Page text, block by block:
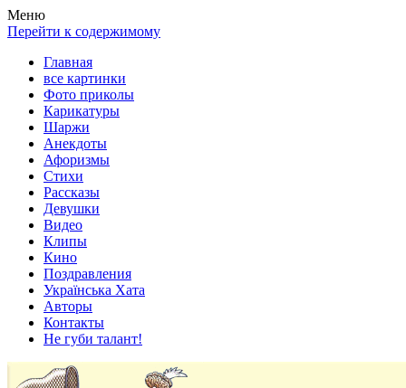
Весела хата — прикольные картинки, смешные истории,
клипы!
Покажем всем ваши фото приколы, карикатуры, шаржи, стихи,
рассказы, видео и песни!
Меню
Перейти к содержимому
Главная
все картинки
Фото приколы
Карикатуры
Шаржи
Анекдоты
Афоризмы
Стихи
Рассказы
Девушки
Видео
Клипы
Кино
Поздравления
Українська Хата
Авторы
Контакты
Не губи талант!